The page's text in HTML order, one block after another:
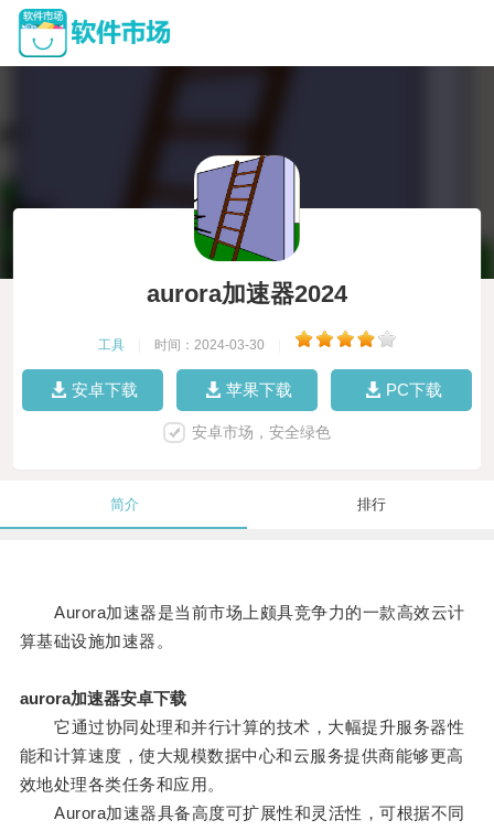
aurora加速器2024
工具 时间：2024-03-30
安卓下载 苹果下载 PC下载
安卓市场，安全绿色
简介 排行
Aurora加速器是当前市场上颇具竞争力的一款高效云计
算基础设施加速器。
aurora加速器安卓下载
它通过协同处理和并行计算的技术，大幅提升服务器性
能和计算速度，使大规模数据中心和云服务提供商能够更高
效地处理各类任务和应用。
Aurora加速器具备高度可扩展性和灵活性，可根据不同